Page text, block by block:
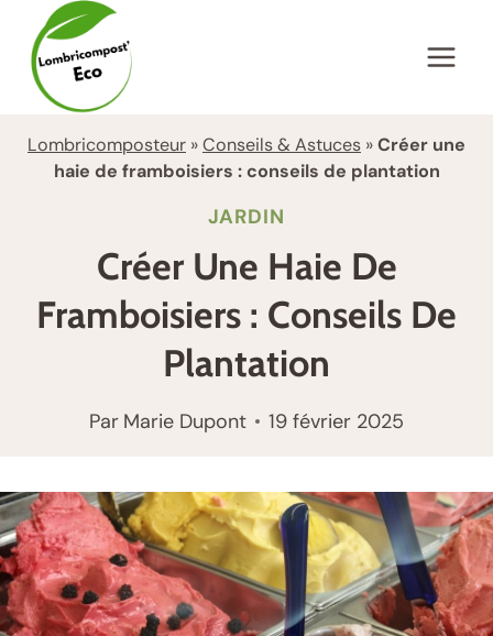
contenu
Lombricomposteur »Conseils & Astuces »Créer une
haie de framboisiers : conseils de plantation
JARDIN
Créer Une Haie De
Framboisiers : Conseils De
Plantation
Par Marie Dupont 19 février 2025